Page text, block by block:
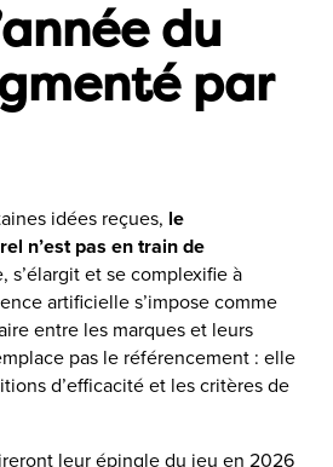
du
par
idées reçues, le
n’est pas en train de
s’élargit et se complexifie à
artificielle s’impose comme
entre les marques et leurs
pas le référencement : elle
d’efficacité et les critères de
leur épingle du jeu en 2026